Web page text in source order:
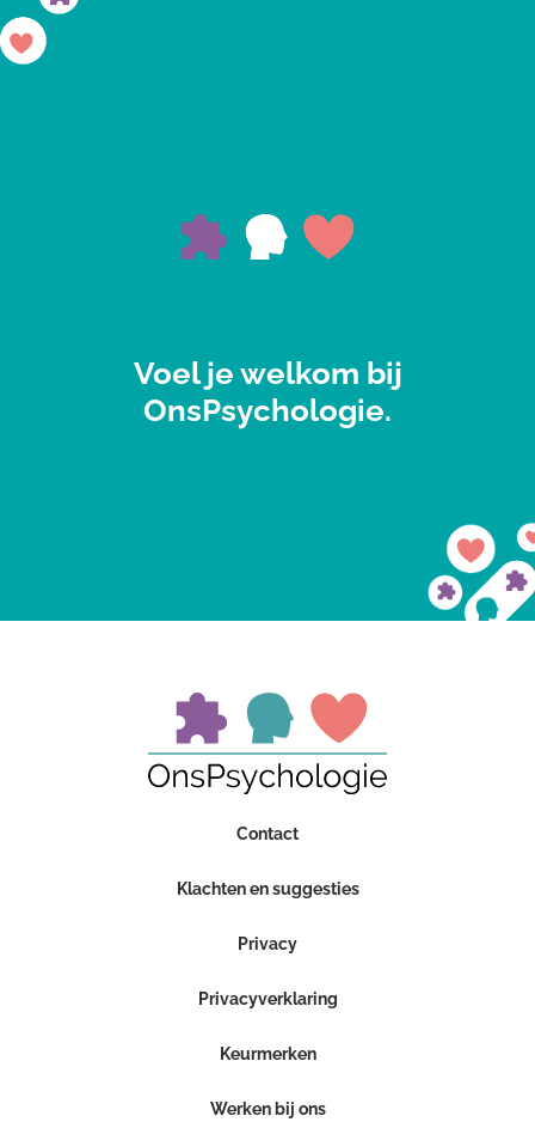
Voel je welkom bij
OnsPsychologie.
Contact
Klachten en suggesties
Privacy
Privacyverklaring
Keurmerken
Werken bij ons